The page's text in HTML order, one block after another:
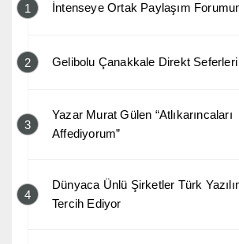
1 İntenseye Ortak Paylaşım
2 Gelibolu Çanakkale Direkt Seferleri
3
Yazar Murat Gülen “Atlıkarıncaları
Affediyorum”
4
Dünyaca Ünlü Şirketler Türk
Tercih Ediyor